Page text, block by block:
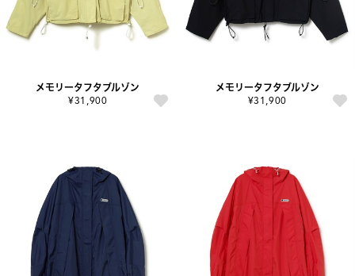
メモリータフタブルゾン
¥31,900
メモリータフタブルゾン
¥31,900